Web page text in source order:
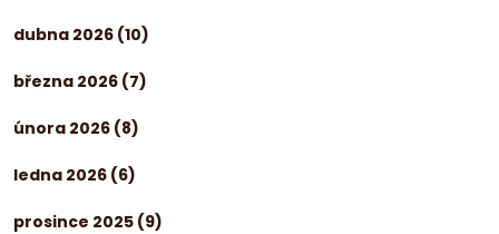
dubna 2026 (10)
března 2026 (7)
února 2026 (8)
ledna 2026 (6)
prosince 2025 (9)